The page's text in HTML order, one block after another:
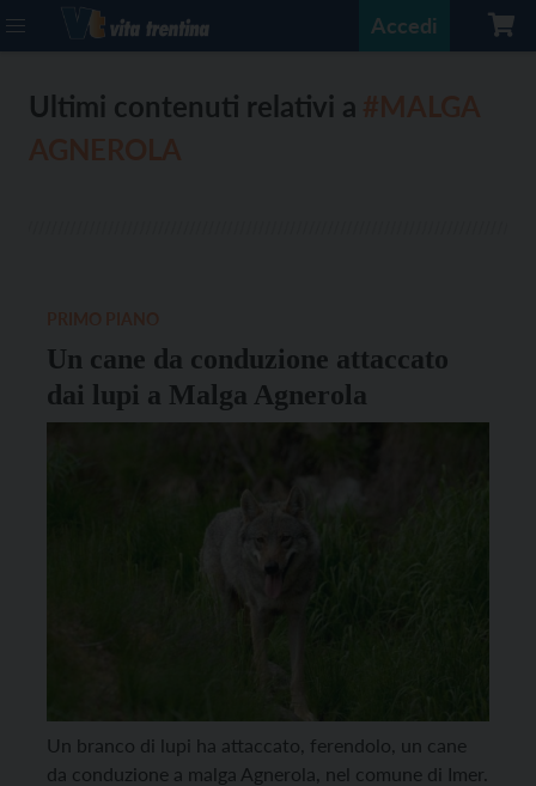
Accedi
Ultimi contenuti relativi a
Un cane da conduzione attaccato
dai lupi a Malga Agnerola
Un branco di lupi ha attaccato, ferendolo, un cane
da conduzione a malga Agnerola, nel comune di Imer.